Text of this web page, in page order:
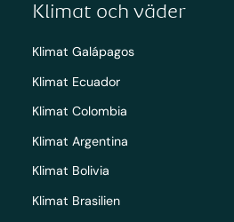
Klimat och väder
Klimat Galápagos
Klimat Ecuador
Klimat Colombia
Klimat Argentina
Klimat Bolivia
Klimat Brasilien